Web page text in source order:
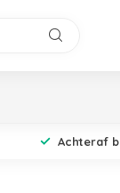
Achteraf